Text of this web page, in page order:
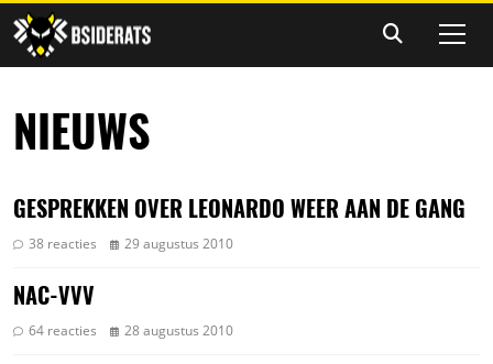
NIEUWS
GESPREKKEN OVER LEONARDO WEER AAN DE GANG
38 reacties 29 augustus 2010
NAC-VVV
64 reacties 28 augustus 2010